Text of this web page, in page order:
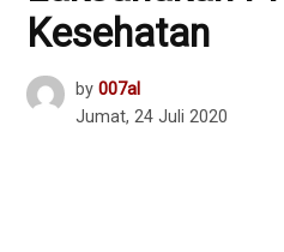
Kesehatan
by 007al
Jumat, 24 Juli 2020